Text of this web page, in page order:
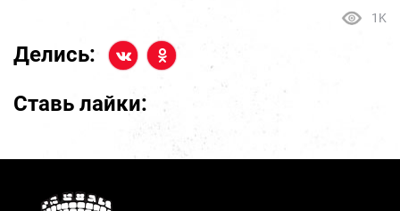
1K
Делись:
Ставь лайки: